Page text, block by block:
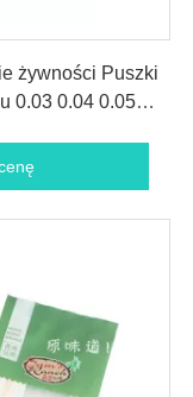
żywności Puszki
0.03 0.04 0.05